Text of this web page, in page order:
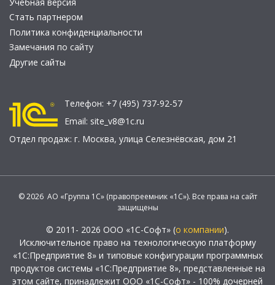
Стать партнером
Политика конфиденциальности
Замечания по сайту
Другие сайты
Телефон: +7 (495) 737-92-57
Email: site_v8@1c.ru
Отдел продаж: г. Москва, улица Селезнёвская, дом 21
© 2026 АО «Группа 1С» (правопреемник «1С»). Все права на сайт
защищены
© 2011- 2026 ООО «1С-Софт» (о компании).
Исключительное право на технологическую платформу
«1С:Предприятие 8» и типовые конфигурации программных
продуктов системы «1С:Предприятие 8», представленные на
этом сайте, принадлежит ООО «1С-Софт» - 100% дочерней